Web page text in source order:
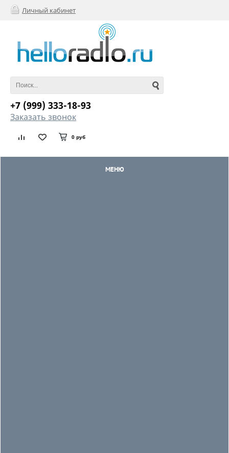
Личный кабинет
+7 (999) 333-18-93
Заказать звонок
0 руб
МЕНЮ